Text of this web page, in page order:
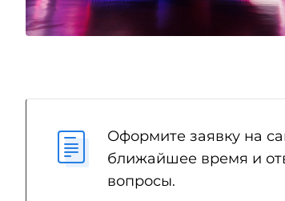
Оформите заявку на
ближайшее время и
вопросы.